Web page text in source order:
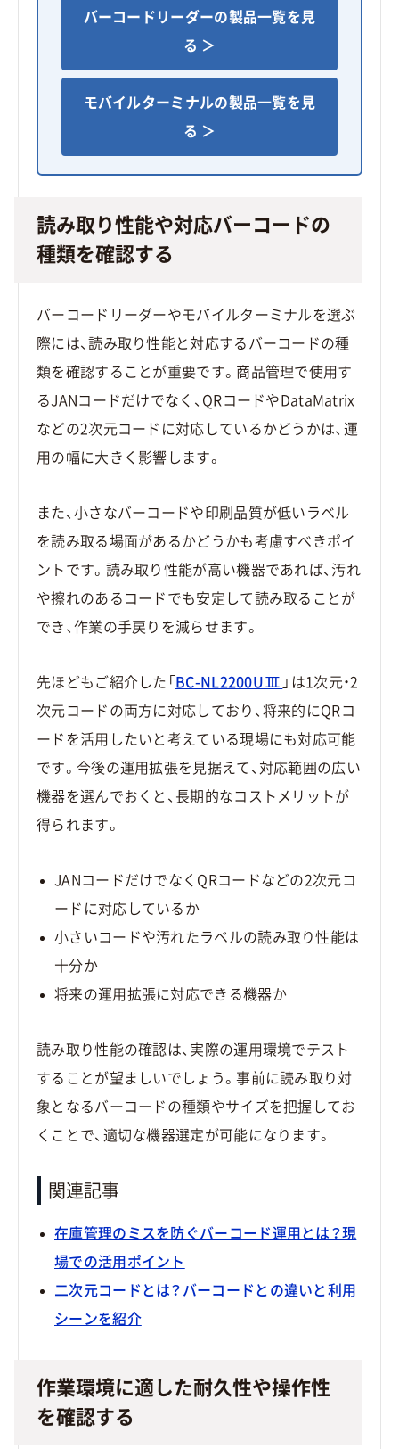
バーコードリーダーの製品一覧を見
る ＞
モバイルターミナルの製品一覧を見
る ＞
読み取り性能や対応バーコードの
種類を確認する
バーコードリーダーやモバイルターミナルを選ぶ
際には、読み取り性能と対応するバーコードの種
類を確認することが重要です。商品管理で使用す
るJANコードだけでなく、QRコードやDataMatrix
などの2次元コードに対応しているかどうかは、運
用の幅に大きく影響します。
また、小さなバーコードや印刷品質が低いラベル
を読み取る場面があるかどうかも考慮すべきポイ
ントです。読み取り性能が高い機器であれば、汚れ
や擦れのあるコードでも安定して読み取ることが
でき、作業の手戻りを減らせます。
先ほどもご紹介した「 BC-NL2200UⅢ 」は1次元・2
次元コードの両方に対応しており、将来的にQRコ
ードを活用したいと考えている現場にも対応可能
です。今後の運用拡張を見据えて、対応範囲の広い
機器を選んでおくと、長期的なコストメリットが
得られます。
JANコードだけでなくQRコードなどの2次元コ
ードに対応しているか
小さいコードや汚れたラベルの読み取り性能は
十分か
将来の運用拡張に対応できる機器か
読み取り性能の確認は、実際の運用環境でテスト
することが望ましいでしょう。事前に読み取り対
象となるバーコードの種類やサイズを把握してお
くことで、適切な機器選定が可能になります。
関連記事
在庫管理のミスを防ぐバーコード運用とは？現
場での活用ポイント
二次元コードとは？バーコードとの違いと利用
シーンを紹介
作業環境に適した耐久性や操作性
を確認する